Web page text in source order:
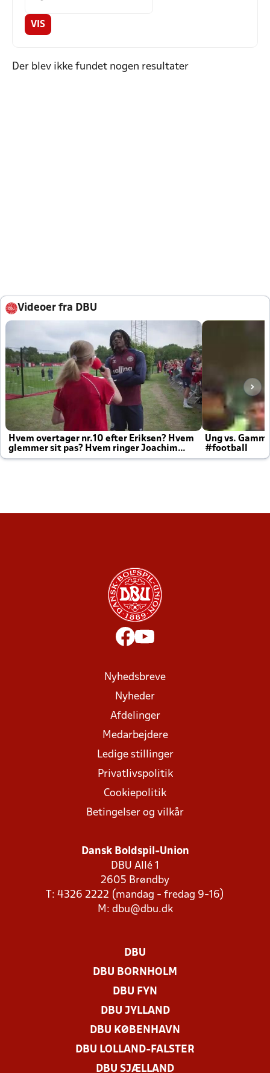
VIS
Der blev ikke fundet nogen resultater
Videoer fra DBU
Hvem overtager nr.10 efter Eriksen? Hvem
glemmer sit pas? Hvem ringer Joachim
altid til efter kampe?
Ung vs.
#football
Nyhedsbreve
Nyheder
Afdelinger
Medarbejdere
Ledige stillinger
Privatlivspolitik
Cookiepolitik
Betingelser og vilkår
Dansk Boldspil-Union
DBU Allé 1
2605 Brøndby
T: 4326 2222 (mandag - fredag 9-16)
M: dbu@dbu.dk
DBU
DBU BORNHOLM
DBU FYN
DBU JYLLAND
DBU KØBENHAVN
DBU LOLLAND-FALSTER
DBU SJÆLLAND